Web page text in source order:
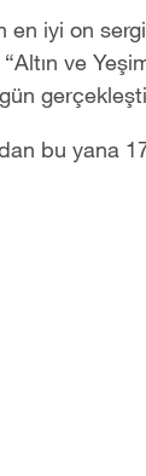
en iyi on
“Altın ve Yeş
gün gerçekleş
bu yana